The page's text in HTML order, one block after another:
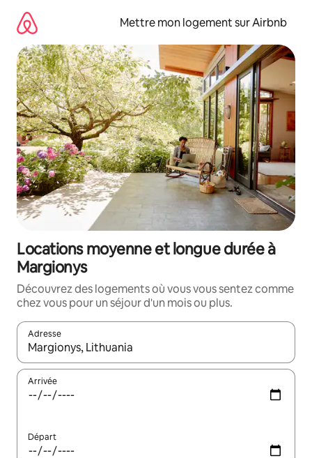
directement
contenu
Mettre mon logement sur Airbnb
Locations moyenne et longue durée à
Margionys
Découvrez des logements où vous vous sentez comme
chez vous pour un séjour d'un mois ou plus.
Adresse
Lorsque les résultats s'affichent, utilisez les flèches vers le
Arrivée
Départ